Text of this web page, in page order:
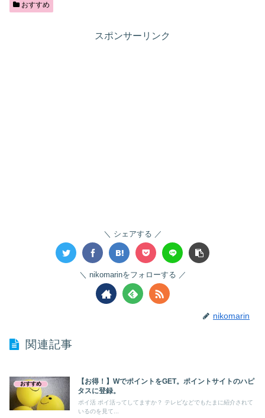
おすすめ
スポンサーリンク
シェアする
nikomarinをフォローする
nikomarin
関連記事
おすすめ
【お得！】WでポイントをGET。ポイントサイトのハピ
タスに登録。
ポイ活 ポイ活ってしてますか？ テレビなどでもたまに紹介されて
いるのを見て...